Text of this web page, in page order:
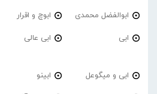
ابوالفضل محمدی ابوچ و اقرار
ابی ابی عالی
ابی و میگوعل ابینو